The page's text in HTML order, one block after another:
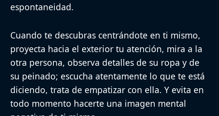
espontaneidad.
Cuando te descubras centrándote en ti mismo,
proyecta hacia el exterior tu atención, mira a la
otra persona, observa detalles de su ropa y de
su peinado; escucha atentamente lo que te está
diciendo, trata de empatizar con ella. Y evita en
todo momento hacerte una imagen mental